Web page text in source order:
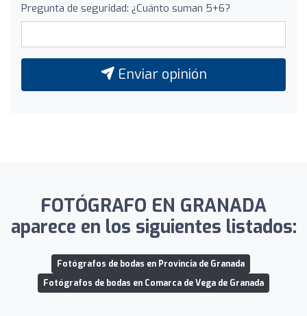
Pregunta de seguridad: ¿Cuánto suman 5+6?
Enviar opinión
FOTÓGRAFO EN GRANADA
aparece en los siguientes listados:
Fotógrafos de bodas en Provincia de Granada
Fotógrafos de bodas en Comarca de Vega de Granada